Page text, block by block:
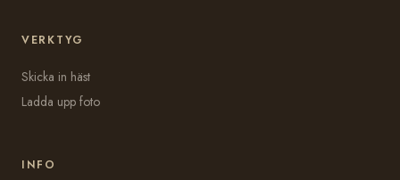
VERKTYG
Skicka in häst
Ladda upp foto
INFO